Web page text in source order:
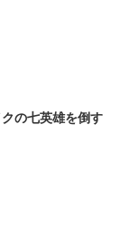
の七英雄を倒す